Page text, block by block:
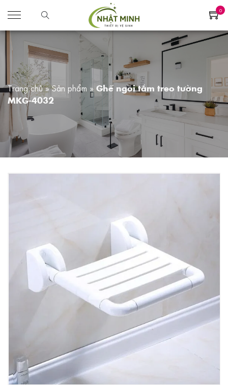
0
Trang chủ»Sản phẩm » Ghế ngồi tắm treo tường
MKG-4032